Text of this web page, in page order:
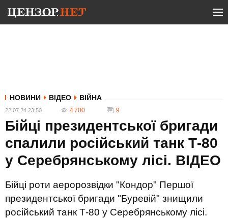
НОВИНИ ВІДЕО ВІЙНА
22.07.24 23:50 4 700 9
Бійці президентської бригади
спалили російський танк Т-80
у Серебрянському лісі. ВIДЕО
Бійці роти аеророзвідки "Кондор" Першої
президентської бригади "Буревій" знищили
російський танк Т-80 у Серебрянському лісі.